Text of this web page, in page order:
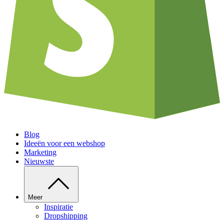
Blog
Ideeën voor een webshop
Marketing
Nieuwste
Meer
Inspiratie
Dropshipping